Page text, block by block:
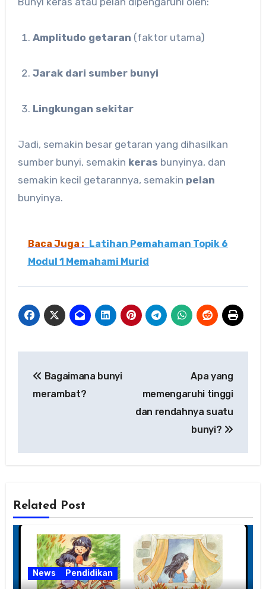
Amplitudo getaran (faktor utama)
Jarak dari sumber bunyi
Lingkungan sekitar
Jadi, semakin besar getaran yang dihasilkan
sumber bunyi, semakin keras bunyinya, dan
semakin kecil getarannya, semakin pelan
bunyinya.
Baca Juga :
Latihan Pemahaman Topik 6
Modul 1 Memahami Murid
pos
Bagaimana bunyi
merambat?
Apa yang
memengaruhi tinggi
dan rendahnya suatu
bunyi?
Related Post
News Pendidikan